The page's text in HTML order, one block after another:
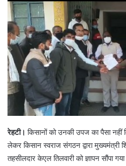
रेहटी। किसानों को उनकी उपज का पैसा नहीं
लेकर किसान स्वराज संगठन द्वारा मुख्यमंत्री
तहसीलदार केएल तिलवारी को ज्ञापन सौंपा